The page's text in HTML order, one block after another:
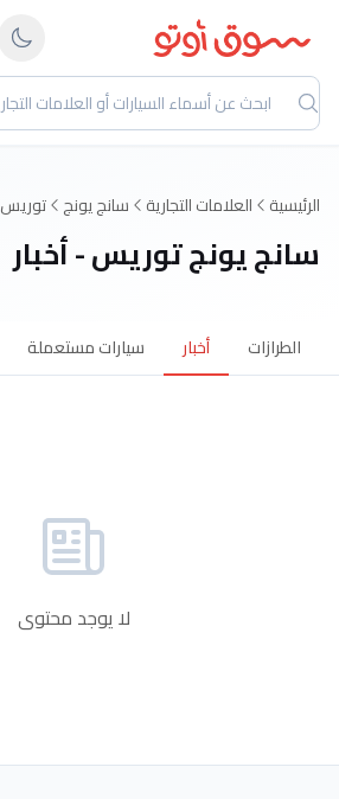
الرئيسية العلامات التجارية سانج يونج توريس
سانج يونج توريس - أخبار
الطرازات أخبار سيارات مستعملة
لا يوجد محتوى